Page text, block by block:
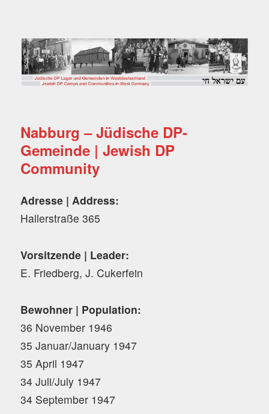
Jüdische DP Lager und
Gemeinden in
Westdeutschland
Nabburg – Jüdische DP-
Gemeinde | Jewish DP
Community
Adresse | Address:
Hallerstraße 365
Vorsitzende | Leader:
E. Friedberg, J. Cukerfein
Bewohner | Population:
36 November 1946
35 Januar/January 1947
35 April 1947
34 Juli/July 1947
34 September 1947